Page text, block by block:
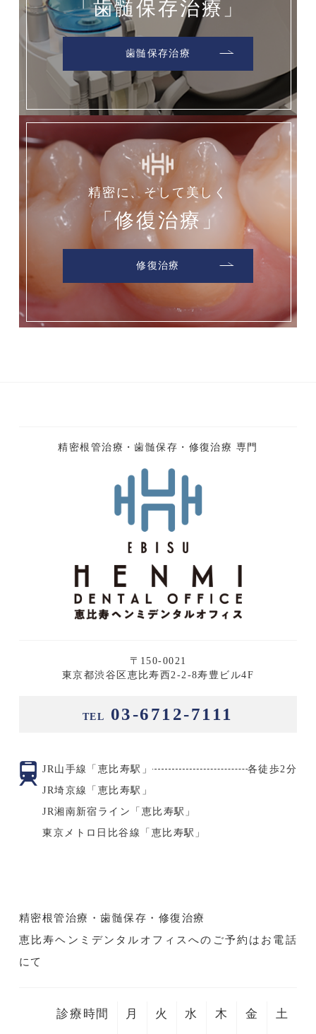
「歯髄保存治療」
歯髄保存治療
精密に、そして美しく
「修復治療」
修復治療
精密根管治療・歯髄保存・修復治療 専門
〒150-0021
東京都渋谷区恵比寿西2-2-8寿豊ビル4F
TEL 03-6712-7111
JR山手線「恵比寿駅」
各徒歩2分
JR埼京線「恵比寿駅」
JR湘南新宿ライン「恵比寿駅」
東京メトロ日比谷線「恵比寿駅」
精密根管治療・歯髄保存・修復治療
恵比寿ヘンミデンタルオフィスへのご予約はお電話
にて
診療時間 月 火 水 木 金 土